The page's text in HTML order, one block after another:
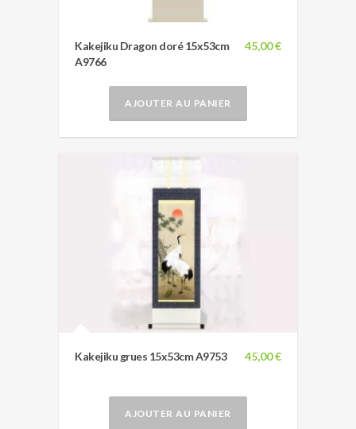
45,00 €
Kakejiku Dragon doré 15x53cm
A9766
AJOUTER AU PANIER
45,00 €
Kakejiku grues 15x53cm A9753
AJOUTER AU PANIER